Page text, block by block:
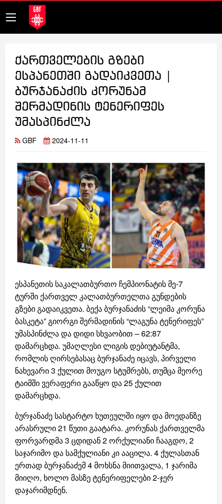
ქართველების გზები
ესპანეთში გადაიკვეთა |
ბურჯანაძის კორუნამ
შერმადინის ტენერიფეს
უმასპინძლა
GBF 2024-11-11
ესპანეთის საკალათბურთო ჩემპიონატის მე-7
ტურში ქართველ კალათბურთელთა გუნდების
გზები გადაიკვეთა. ბექა ბურჯანაძის “ლეიმა კორუნა
ბასკეტა” გიორგი შერმადინის “ლაგუნა ტენერიფეს”
უმასპინძლა და დიდი სხვაობით – 62:87
დამარცხდა. უმაღლესი ლიგის დებიუტანტმა,
რომლის ღირსებასაც ბურჯანაძე იცავს, პირველი
ნახევარი 3 ქულით მოუგო სტუმრებს, თუმცა მეორე
ტაიმში ვერაფერი გააწყო და 25 ქულით
დამარცხდა.
ბურჯანაძე სასტარტო ხუთეულში იყო და მოედანზე
არასრული 21 წუთი გაატარა. კორუნას ქართველმა
ფორვარდმა 3 ცდიდან 2 ორქულიანი ჩააგდო, 2
საჯარიმო და სამქულიანი კი ააცილა. 4 ქულასთან
ერთად ბურჯანაძემ 4 მოხსნა მიითვალა, 1 ჯარიმა
მიიღო, ხოლო მასზე ტენერიფელები 2-ჯერ
დაჯარიმდნენ.